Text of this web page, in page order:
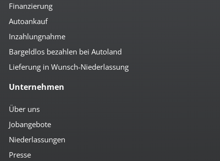
Finanzierung
Autoankauf
Inzahlungnahme
Bargeldlos bezahlen bei Autoland
Lieferung in Wunsch-Niederlassung
Unternehmen
Über uns
Jobangebote
Niederlassungen
Presse